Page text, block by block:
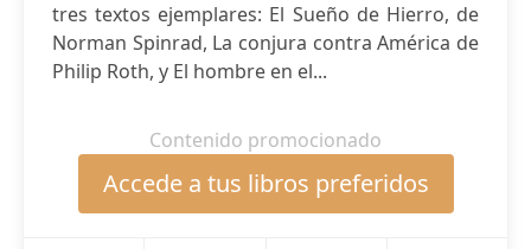
tres textos ejemplares: El Sueño de Hierro, de
Norman Spinrad, La conjura contra América de
Philip Roth, y El hombre en el...
Contenido promocionado
Accede a tus libros preferidos